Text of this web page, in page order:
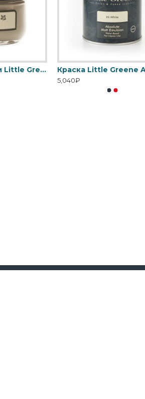
Пробник краски Little Greene Absolute Matt Emulsion 60 мл
5,040₽